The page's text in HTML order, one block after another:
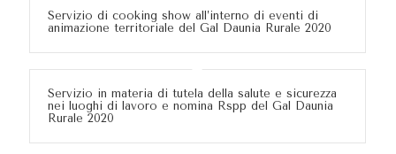
Servizio di cooking show all’interno di eventi di
animazione territoriale del Gal Daunia Rurale 2020
Servizio in materia di tutela della salute e sicurezza
nei luoghi di lavoro e nomina Rspp del Gal Daunia
Rurale 2020